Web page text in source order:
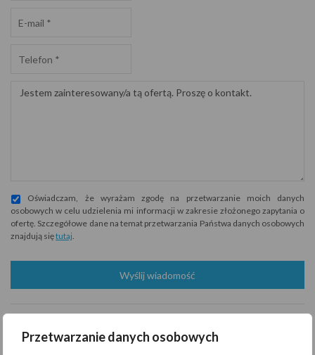
Przetwarzanie danych osobowych
Oświadczam, że wyrażam zgodę na przetwarzanie moich danych
osobowych w celu udzielenia mi informacji w zakresie złożonego zapytania o
ofertę. Szczegółowe dane na temat przetwarzania Państwa danych osobowych
znajdują siętutaj.
Wyślij wiadomość
siedzibą przy M.Niedziałkowskiego 21/101, 71-410 Szczecin
(“Administrator”), z którym można się skontaktować przez adres